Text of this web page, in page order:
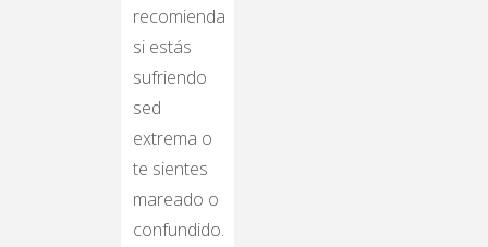
recomienda
si estás
sufriendo
sed
extrema o
te sientes
mareado o
confundido.